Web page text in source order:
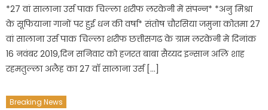
*27 वां सालाना उर्स पाक चिल्ला शरीफ लरकेनी में संपन्न* *अनु मिश्रा
के सूफियाना गानों पर हुई धन की वर्षा* संतोष चौरसिया जमुना कोतमा 27
वां सालाना उर्स पाक चिल्ला शरीफ छत्तीसगढ के ग्राम लरकेनी मे दिनांक
16 नवंबर 2019,दिन सनिवार को हजरत बाबा सैय्यद इन्सान अलि शाह
रहमतुल्ला अलैह का 27 वाॅ सालाना उर्स […]
Breaking News